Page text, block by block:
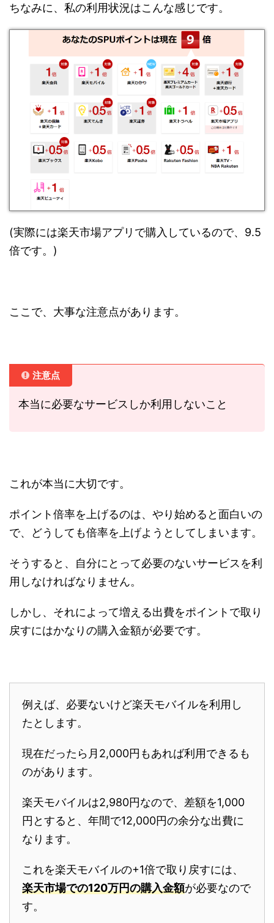
ちなみに、私の利用状況はこんな感じです。
(実際には楽天市場アプリで購入しているので、9.5
倍です。)
ここで、大事な注意点があります。
注意点
本当に必要なサービスしか利用しないこと
これが本当に大切です。
ポイント倍率を上げるのは、やり始めると面白いの
で、どうしても倍率を上げようとしてしまいます。
そうすると、自分にとって必要のないサービスを利
用しなければなりません。
しかし、それによって増える出費をポイントで取り
戻すにはかなりの購入金額が必要です。
例えば、必要ないけど楽天モバイルを利用し
たとします。
現在だったら月2,000円もあれば利用できるも
のがあります。
楽天モバイルは2,980円なので、差額を1,000
円とすると、年間で12,000円の余分な出費に
なります。
これを楽天モバイルの+1倍で取り戻すには、
楽天市場での120万円の購入金額が必要なので
す。